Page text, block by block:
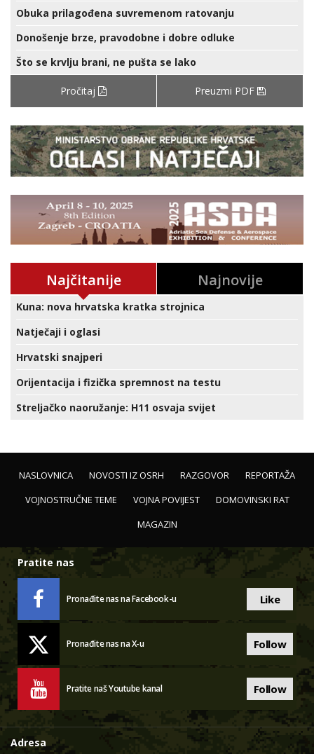
Obuka prilagođena suvremenom ratovanju
Donošenje brze, pravodobne i dobre odluke
Što se krvlju brani, ne pušta se lako
Pročitaj Preuzmi PDF
Najčitanije Najnovije
Kuna: nova hrvatska kratka strojnica
Natječaji i oglasi
Hrvatski snajperi
Orijentacija i fizička spremnost na testu
Streljačko naoružanje: H11 osvaja svijet
NASLOVNICA NOVOSTI IZ OSRH RAZGOVOR
REPORTAŽA
VOJNOSTRUČNE TEME
VOJNA POVIJEST
DOMOVINSKI RAT
MAGAZIN
Pratite nas
Pronađite nas na Facebook-u Like
Pronađite nas na X-u Follow
Pratite naš Youtube kanal Follow
Adresa